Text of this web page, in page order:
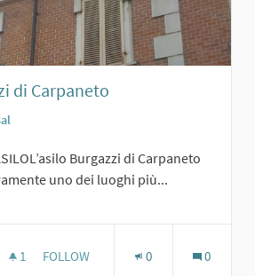
di Carpaneto
Burgazzi di Carpaneto
uno dei luoghi più...
1 1 FOLLOWER
FOLLOW 0 0